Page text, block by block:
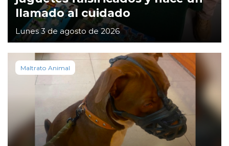
llamado al cuidado
Lunes 3 de agosto de 2026
Maltrato Animal